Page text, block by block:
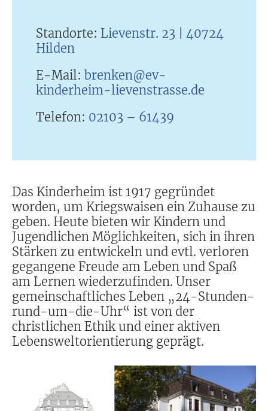
Das Kinderheim ist 1917 gegründet
worden, um Kriegswaisen ein Zuhause zu
geben. Heute bieten wir Kindern und
Jugendlichen Möglichkeiten, sich in ihren
Stärken zu entwickeln und evtl. verloren
gegangene Freude am Leben und Spaß
am Lernen wiederzufinden. Unser
gemeinschaftliches Leben „24-Stunden-
rund-um-die-Uhr“ ist von der
christlichen Ethik und einer aktiven
Lebensweltorientierung geprägt.
Standorte: Lievenstr. 23 | 40724
Hilden
E-Mail: brenken@ev-
kinderheim-lievenstrasse.de
Telefon: 02103 – 61439